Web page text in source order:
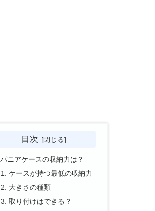
目次
パニアケースの収納力は？
ケースが持つ最低の収納力
大きさの種類
取り付けはできる？